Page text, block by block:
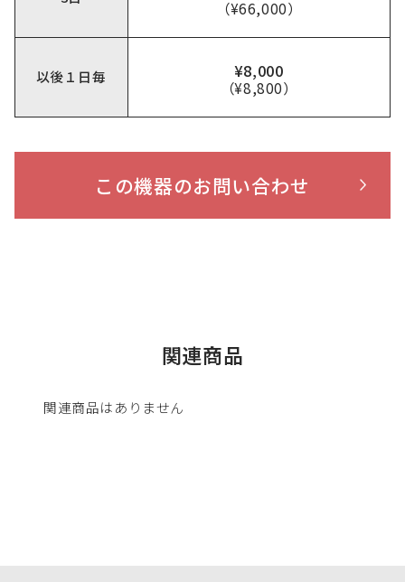
（¥66,000）
以後１日毎 ¥8,000
（¥8,800）
この機器のお問い合わせ
関連商品
関連商品はありません